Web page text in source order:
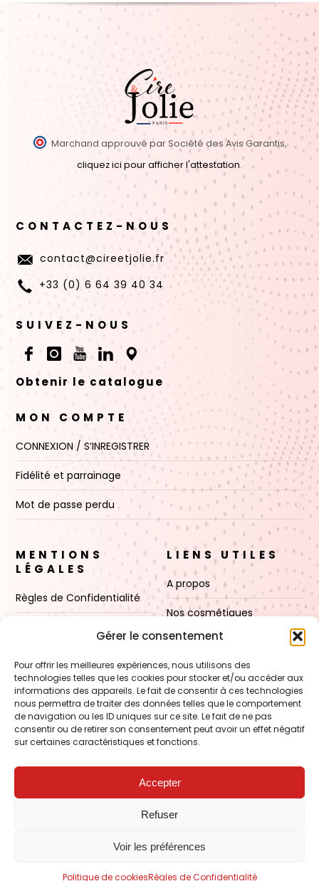
Gérer le consentement
Pour offrir les meilleures expériences, nous utilisons des
technologies telles que les cookies pour stocker et/ou accéder aux
informations des appareils. Le fait de consentir à ces technologies
nous permettra de traiter des données telles que le comportement
de navigation ou les ID uniques sur ce site. Le fait de ne pas
consentir ou de retirer son consentement peut avoir un effet négatif
sur certaines caractéristiques et fonctions.
Accepter
Refuser
Voir les préférences
Politique de cookiesRègles de Confidentialité
Marchand approuvé par Société des Avis Garantis,
cliquez ici pour afficher l'attestation.
CONTACTEZ-NOUS
contact@cireetjolie.fr
+33 (0) 6 64 39 40 34
SUIVEZ-NOUS
Obtenir le catalogue
MON COMPTE
CONNEXION / S’INREGISTRER
Fidélité et parrainage
Mot de passe perdu
MENTIONS
LÉGALES
Règles de Confidentialité
Politique de cookies (UE)
LIENS UTILES
A propos
Nos cosmétiques
Nos cires
Boutique
Contact
FORMATION – Udef Academy